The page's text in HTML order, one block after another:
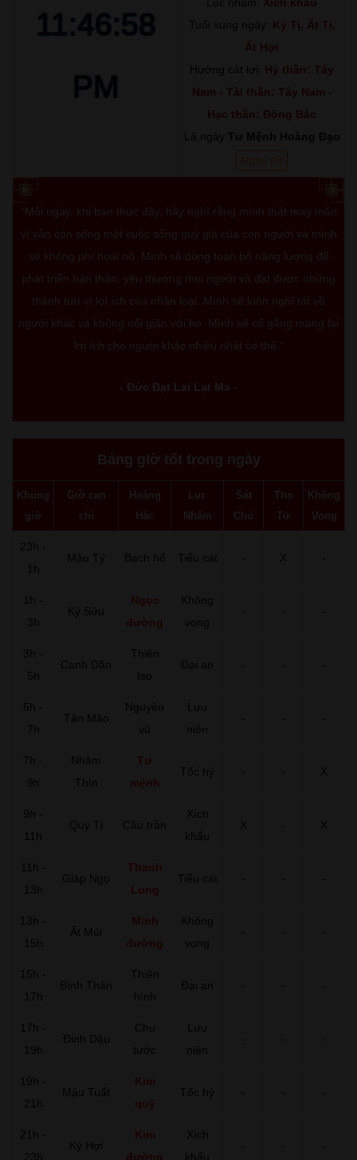
11:46:59
PM
Tuổi xung ngày: Kỷ Tị, Ất Tị,
Ất Hợi
Hướng cát lợi: Hỷ thần: Tây
Nam - Tài thần: Tây Nam -
Hạc thần: Đông Bắc
Là ngày Tư Mệnh Hoàng Đạo
Ngày tốt
"Mỗi ngày, khi bạn thức dậy, hãy nghĩ rằng mình thật may mắn
vì vẫn còn sống một cuộc sống quý giá của con người và mình
sẽ không phí hoài nó. Mình sẽ dùng toàn bộ năng lượng để
phát triển bản thân, yêu thương mọi người và đạt được những
thành tựu vì lợi ích của nhân loại. Mình sẽ luôn nghĩ tốt về
người khác và không nổi giận với họ. Mình sẽ cố gắng mang lại
lợi ích cho người khác nhiều nhất có thể."
- Đức Đạt Lai Lạt Ma -
Bảng giờ tốt trong ngày
Khung
giờ
Giờ can
chi
Hoàng
Hắc
Lục
Nhâm
Sát
Chủ
Thọ
Tử
Không
Vong
23h -
1h
Mậu Tý Bạch hổ Tiểu cát - X -
1h -
3h
Kỷ Sửu
Ngọc
đường
Không
vong
- - -
3h -
5h
Canh Dần
Thiên
lao
Đại an - - -
5h -
7h
Tân Mão
Nguyên
vũ
Lưu
niên
- - -
7h -
9h
Nhâm
Thìn
Tư
mệnh
Tốc hỷ - - X
9h -
11h
Quý Tị Câu trần
Xích
khẩu
X - X
11h -
13h
Giáp Ngọ
Thanh
Long
Tiểu cát - - -
13h -
15h
Ất Mùi
Minh
đường
Không
vong
- - -
15h -
17h
Bính Thân
Thiên
hình
Đại an - - -
17h -
19h
Đinh Dậu
Chu
tước
Lưu
niên
- - -
19h -
21h
Mậu Tuất
Kim
quỹ
Tốc hỷ - - -
21h -
23h
Kỷ Hợi
Kim
đường
Xích
khẩu
- - -